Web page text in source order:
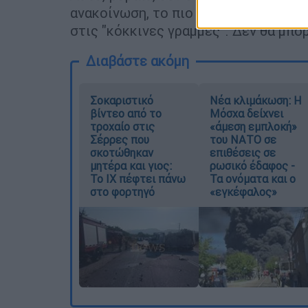
ανακοίνωση, το πιο ενδιαφέρον
στις "κόκκινες γραμμές". Δεν θα
Διαβάστε ακόμη
Σοκαριστικό
βίντεο από το
τροχαίο στις
Σέρρες που
σκοτώθηκαν
μητέρα και γιος:
Το ΙΧ πέφτει πάνω
στο φορτηγό
Νέα κλιμάκωση: Η
Μόσχα δείχνει
«άμεση εμπλοκή»
του ΝΑΤΟ σε
επιθέσεις σε
ρωσικό έδαφος -
Τα ονόματα και ο
«εγκέφαλος»